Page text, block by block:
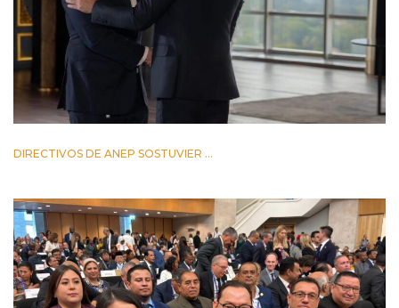
DIRECTIVOS DE ANEP SOSTUVIER ...